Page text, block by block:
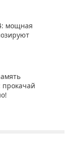
мощная
прокачай